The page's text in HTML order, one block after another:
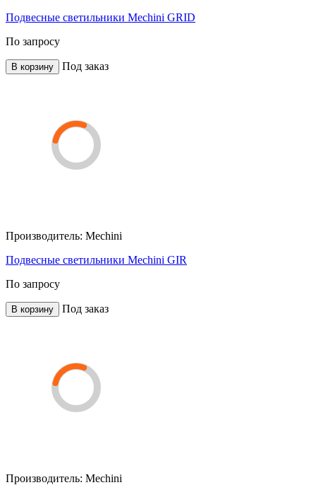
Подвесные светильники Mechini GRID
По запросу
В корзину Под заказ
Производитель: Mechini
Подвесные светильники Mechini GIR
По запросу
В корзину Под заказ
Производитель: Mechini